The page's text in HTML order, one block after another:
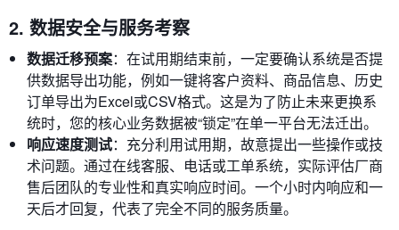
2. 数据安全与服务考察
数据迁移预案：在试用期结束前，一定要确认系统是否提
供数据导出功能，例如一键将客户资料、商品信息、历史
订单导出为Excel或CSV格式。这是为了防止未来更换系
统时，您的核心业务数据被“锁定”在单一平台无法迁出。
响应速度测试：充分利用试用期，故意提出一些操作或技
术问题。通过在线客服、电话或工单系统，实际评估厂商
售后团队的专业性和真实响应时间。一个小时内响应和一
天后才回复，代表了完全不同的服务质量。